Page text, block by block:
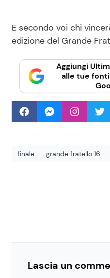
E secondo voi chi
edizione del Grande
Aggiungi
alle tue
finale grande fratello 16
Lascia un